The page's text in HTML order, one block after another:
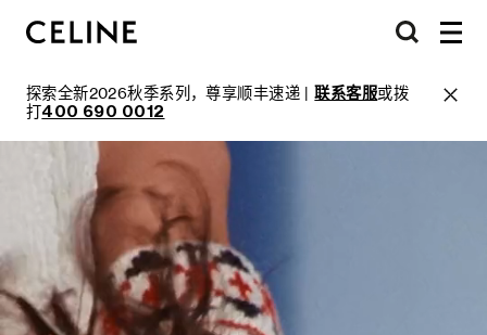
探索全新2026秋季系列，尊享顺丰速递 |联系客服或拨
打400 690 0012